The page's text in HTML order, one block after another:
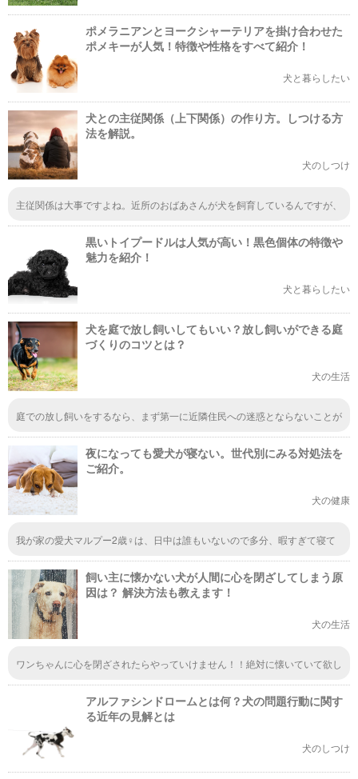
ポメラニアンとヨークシャーテリアを掛け合わせた
ポメキーが人気！特徴や性格をすべて紹介！
犬と暮らしたい
犬との主従関係（上下関係）の作り方。しつける方
法を解説。
犬のしつけ
主従関係は大事ですよね。近所のおばあさんが犬を飼育しているんですが、
黒いトイプードルは人気が高い！黒色個体の特徴や
魅力を紹介！
犬と暮らしたい
犬を庭で放し飼いしてもいい？放し飼いができる庭
づくりのコツとは？
犬の生活
庭での放し飼いをするなら、まず第一に近隣住民への迷惑とならないことが
ではありません。 フェンスの隙間から噛みつこうとすることすらありま
夜になっても愛犬が寝ない。世代別にみる対処法を
ご紹介。
犬の健康
我が家の愛犬マルプー2歳♀は、日中は誰もいないので多分、暇すぎて寝て
ず、ずっと付いてきます。ウトウトして眠そうなのに、ずっと私を見ていま
す（笑）とても可愛くて愛おしいのですが、寝てくれなく困ります。しょう
がないので家事を中断して一緒に寝てあげるんです。あくまでも寝たフリで
すがまるで赤ちゃんの寝かしつけ？(T . T)私も構いすぎないよう気をつけて
ますが。たまにはいいかーと諦めてます。
飼い主に懐かない犬が人間に心を閉ざしてしまう原
因は？ 解決方法も教えます！
犬の生活
ワンちゃんに心を閉ざされたらやっていけません！！絶対に懐いていて欲し
てばかりいると拗ねちゃうし、こっちのこと嫌いになるのは当たり前ですよ
アルファシンドロームとは何？犬の問題行動に関す
る近年の見解とは
犬のしつけ